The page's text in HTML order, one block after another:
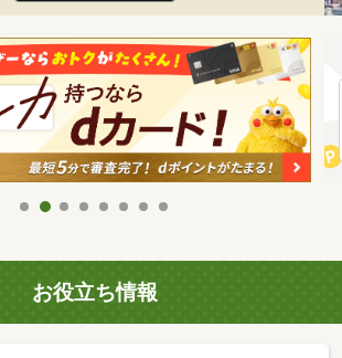
お役立ち情報